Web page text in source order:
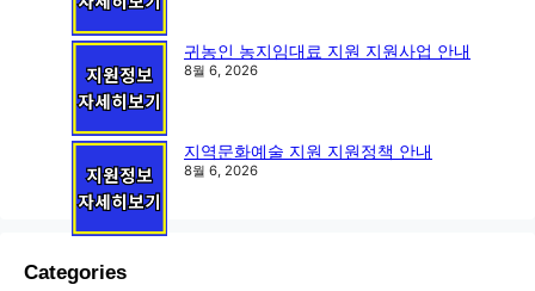
귀농인 농지임대료 지원 지원사업 안내
8월 6, 2026
지역문화예술 지원 지원정책 안내
8월 6, 2026
Categories